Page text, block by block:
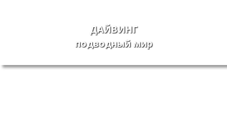
ДАЙВИНГ
подводный мир